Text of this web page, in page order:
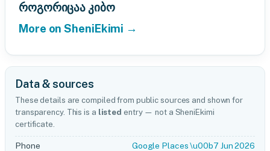
როგორიცაა კიბო
More on SheniEkimi →
Data & sources
These details are compiled from public sources and shown for
transparency. This is a listed entry — not a SheniEkimi
certificate.
Phone
Google Places \u00b7 Jun 2026